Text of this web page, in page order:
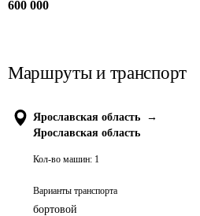
600 000
Маршруты и транспорт
Ярославская область
→
Ярославская область
Кол-во машин: 1
Варианты транспорта
бортовой